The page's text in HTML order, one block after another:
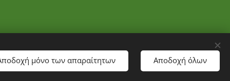
μόνο των απαραίτητων Αποδοχή όλων